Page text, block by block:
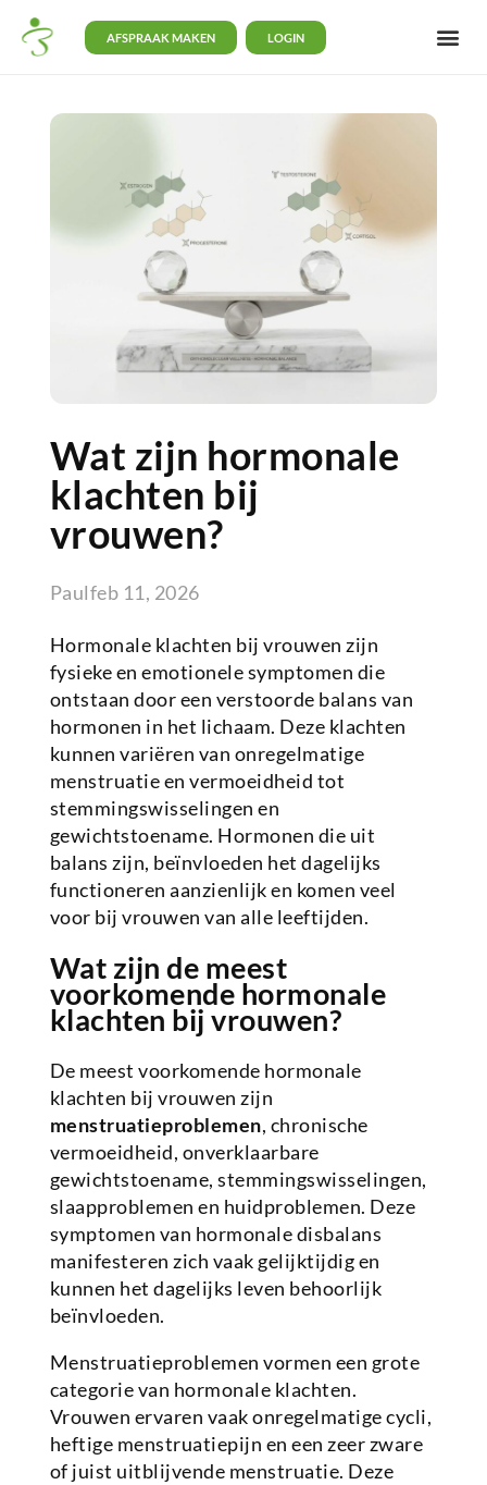
AFSPRAAK MAKEN LOGIN
Wat zijn hormonale
klachten bij
vrouwen?
Paulfeb 11, 2026
Hormonale klachten bij vrouwen zijn
fysieke en emotionele symptomen die
ontstaan door een verstoorde balans van
hormonen in het lichaam. Deze klachten
kunnen variëren van onregelmatige
menstruatie en vermoeidheid tot
stemmingswisselingen en
gewichtstoename. Hormonen die uit
balans zijn, beïnvloeden het dagelijks
functioneren aanzienlijk en komen veel
voor bij vrouwen van alle leeftijden.
Wat zijn de meest
voorkomende hormonale
klachten bij vrouwen?
De meest voorkomende hormonale
klachten bij vrouwen zijn
menstruatieproblemen, chronische
vermoeidheid, onverklaarbare
gewichtstoename, stemmingswisselingen,
slaapproblemen en huidproblemen. Deze
symptomen van hormonale disbalans
manifesteren zich vaak gelijktijdig en
kunnen het dagelijks leven behoorlijk
beïnvloeden.
Menstruatieproblemen vormen een grote
categorie van hormonale klachten.
Vrouwen ervaren vaak onregelmatige cycli,
heftige menstruatiepijn en een zeer zware
of juist uitblijvende menstruatie. Deze